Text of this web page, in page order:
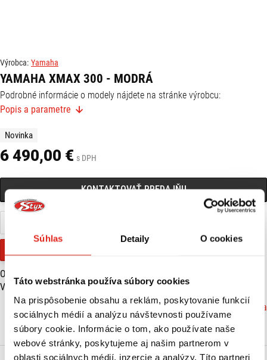
Súhlas Detaily O cookies
Táto webstránka používa súbory cookies
Na prispôsobenie obsahu a reklám, poskytovanie funkcií
sociálnych médií a analýzu návštevnosti používame
súbory cookie. Informácie o tom, ako používate naše
webové stránky, poskytujeme aj našim partnerom v
oblasti sociálnych médií, inzercie a analýzy. Títo partneri
Výrobca: Yamaha
YAMAHA XMAX 300 - MODRÁ
Podrobné informácie o modely nájdete na stránke výrobcu:
https://www.yamaha-motor.eu/sk/sk/scooters/sport/pdp/xmax-300-
Popis a parametre
Novinka
6 490,00 € s DPH
KONTAKTOVAŤ PREDAJŇU
Objem motora (cm3):
Výkon (kW): 21
Značka: Yamaha
VIAC O PRODUKTE
Popis a parametre